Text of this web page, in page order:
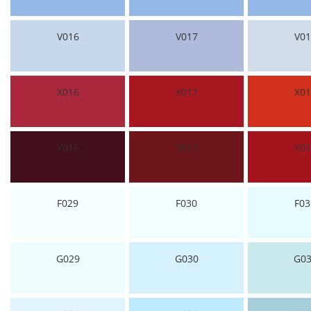
V016 V017
X016 X017
Y016 Y017
F029 F030
G029 G030